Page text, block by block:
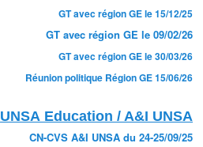
GT avec région GE le 15/12/25
GT avec région GE le 09/02/26
GT avec région GE le 30/03/26
Réunion politique Région GE 15/06/26
UNSA Education / A&I UNSA
CN-CVS A&I UNSA du 24-25/09/25